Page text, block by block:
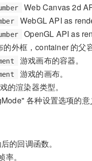
Web Canvas 2d
WebGL API as
OpenGL API as
的外框，container 的父
游戏画布的容器。
游戏的画布。
的渲染器类型。
各种设置选项的
的回调函数。
。